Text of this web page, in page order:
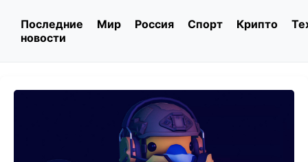
Последние
новости
Мир Россия Спорт Крипто